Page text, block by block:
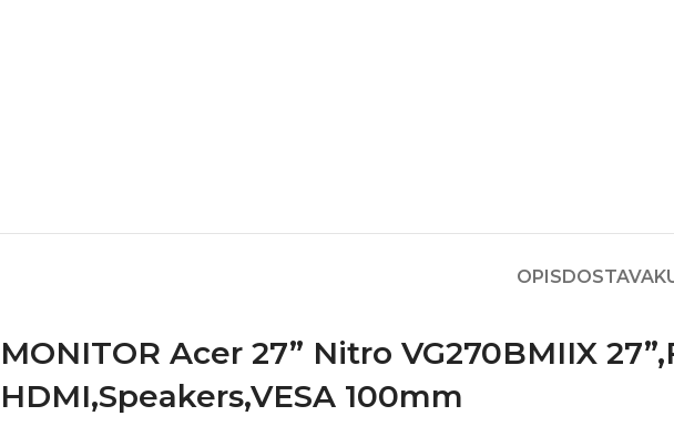
OPISDOSTAVA
MONITOR Acer 27” Nitro VG270BMIIX
HDMI,Speakers,VESA 100mm